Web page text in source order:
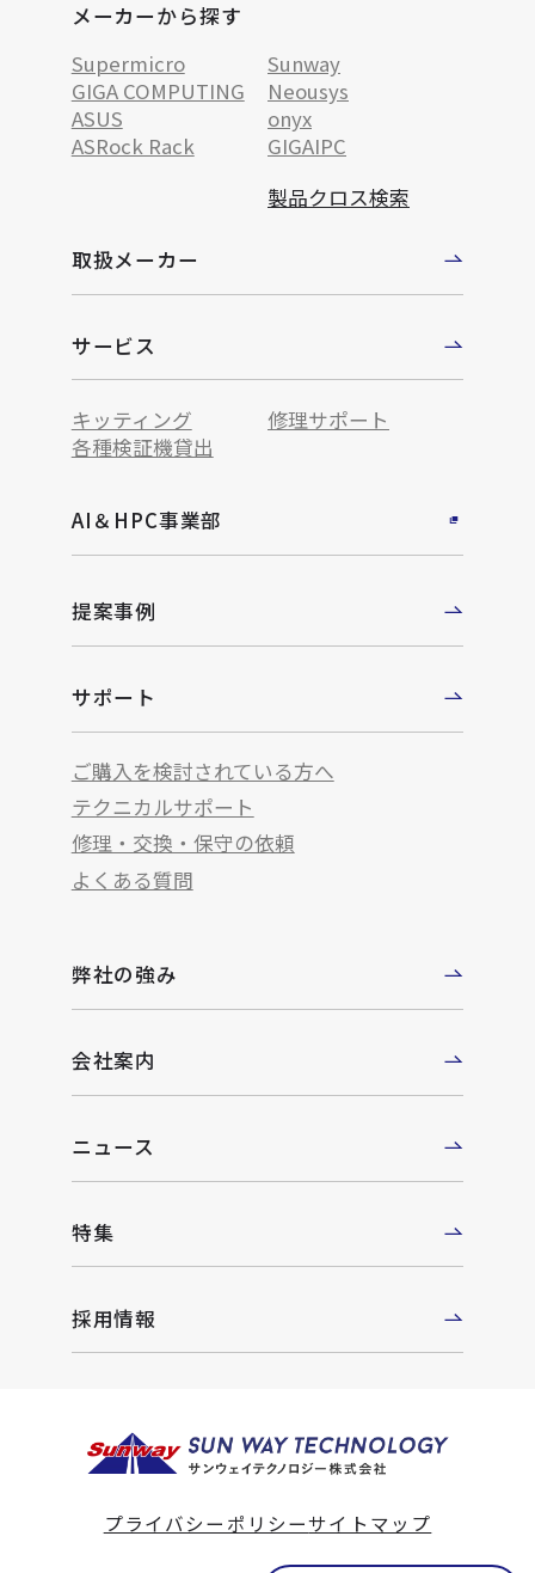
メーカーから探す
Supermicro
Sunway
GIGA COMPUTING
Neousys
ASUS
onyx
ASRock Rack
GIGAIPC
製品クロス検索
取扱メーカー
サービス
キッティング
修理サポート
各種検証機貸出
AI＆HPC事業部
提案事例
サポート
ご購入を検討されている方へ
テクニカルサポート
修理・交換・保守の依頼
よくある質問
弊社の強み
会社案内
ニュース
特集
採用情報
プライバシーポリシーサイトマップ